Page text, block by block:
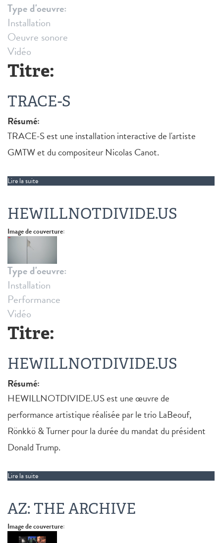
Type d'oeuvre:
Installation
Oeuvre sonore
Vidéo
Titre:
TRACE-S
Résumé:
TRACE-S est une installation interactive de l'artiste
GMTW et du compositeur Nicolas Canot.
Lire la suite
HEWILLNOTDIVIDE.US
Image de couverture:
Type d'oeuvre:
Installation
Performance
Vidéo
Titre:
HEWILLNOTDIVIDE.US
Résumé:
HEWILLNOTDIVIDE.US est une œuvre de
performance artistique réalisée par le trio LaBeouf,
Rönkkö & Turner pour la durée du mandat du président
Donald Trump.
Lire la suite
AZ: THE ARCHIVE
Image de couverture: